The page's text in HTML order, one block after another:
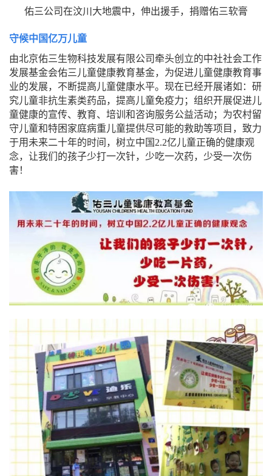
佑三公司在汶川大地震中，伸出援手，捐赠佑三软膏
守候中国亿万儿童
由北京佑三生物科技发展有限公司牵头创立的中社社会工作
发展基金会佑三儿童健康教育基金，为促进儿童健康教育事
业的发展，不断提高儿童健康水平。现在已经开展诸如：研
究儿童非抗生素类药品，提高儿童免疫力；组织开展促进儿
童健康的宣传、教育、培训和咨询服务公益活动；为农村留
守儿童和特困家庭病重儿童提供尽可能的救助等项目，致力
于用未来二十年的时间，树立中国2.2亿儿童正确的健康观
念，让我们的孩子少打一次针，少吃一次药，少受一次伤
害！